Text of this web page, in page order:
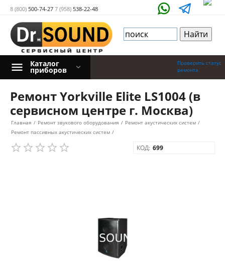
8 (800) 500-74-27 7 (958) 538-22-48
Проверить статус
ремонта
Каталог
приборов
Ремонт Yorkville Elite LS1004 (в
сервисном центре г. Москва)
Главная / Ремонт звукового оборудования / Ремонт акустических систем /
Ремонт пассивных акустических систем /
КОД: 699